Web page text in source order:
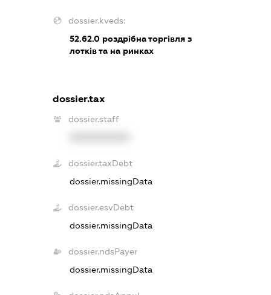
dossier.kveds:
52.62.0 роздрібна торгівля з
лотків та на ринках
dossier.tax
dossier.staff
dossier.taxDebt
dossier.missingData
dossier.esvDebt
dossier.missingData
dossier.ndsPayer
dossier.missingData